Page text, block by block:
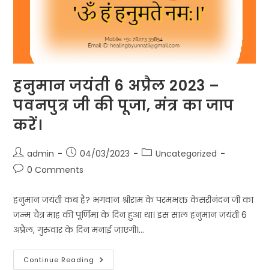
हनुमान जयंती 6 अप्रैल 2023 –
पवनपुत्र जी की पूजा, मंत्र का जाप
करें।
Post
author:
admin
Post
published:
04/03/2023
PostUncategorized
Post0 Comments
हनुमान जयंती कब है? भगवान श्रीराम के परमभक्त केसरीनंदन जी का
जन्म चैत्र माह की पूर्णिमा के दिन हुआ था। इस साल हनुमान जयंती 6
अप्रैल, गुरुवार के दिन मनाई जाएगी।…
Continue Reading हनुमान